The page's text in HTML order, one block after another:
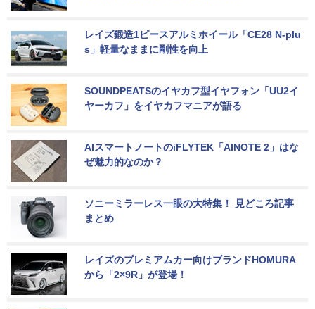
レイズ鍛造1ピースアルミホイール「CE28 N-plu
s」軽量なままに剛性を向上
SOUNDPEATSのイヤカフ型イヤフォン「UU2イ
ヤーカフ」をイヤカフマニアが語る
AIスマートノートのiFLYTEK「AINOTE 2」はな
ぜ魅力的なのか？
ソニーミラーレス一眼の大特集！ 見どころ記事
まとめ
レイズのプレミアムカー向けブランドHOMURA
から「2×9R」が登場！